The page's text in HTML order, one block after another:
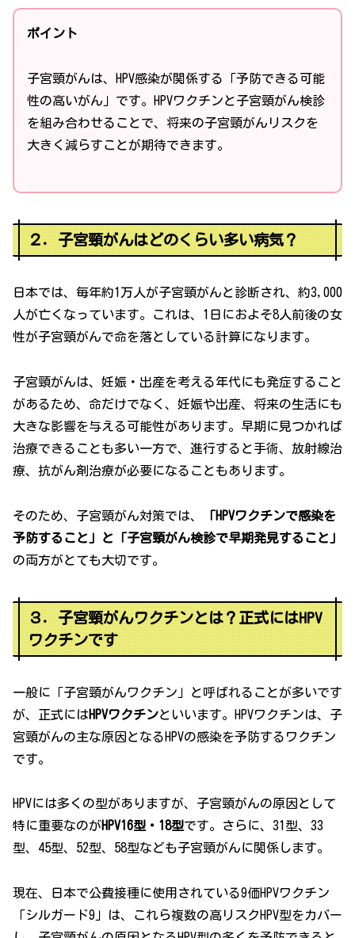
ポイント
子宮頸がんは、HPV感染が関係する「予防できる可能
性の高いがん」です。HPVワクチンと子宮頸がん検診
を組み合わせることで、将来の子宮頸がんリスクを
大きく減らすことが期待できます。
２．子宮頸がんはどのくらい多い病気？
日本では、毎年約1万人が子宮頸がんと診断され、約3,000
人が亡くなっています。これは、1日におよそ8人前後の女
性が子宮頸がんで命を落としている計算になります。
子宮頸がんは、妊娠・出産を考える年代にも発症すること
があるため、命だけでなく、妊娠や出産、将来の生活にも
大きな影響を与える可能性があります。早期に見つかれば
治療できることも多い一方で、進行すると手術、放射線治
療、抗がん剤治療が必要になることもあります。
そのため、子宮頸がん対策では、
「HPVワクチンで感染を
予防すること」と「子宮頸がん検診で早期発見すること」
の両方がとても大切です。
３．子宮頸がんワクチンとは？正式にはHPV
ワクチンです
一般に「子宮頸がんワクチン」と呼ばれることが多いです
が、正式にはHPVワクチンといいます。HPVワクチンは、子
宮頸がんの主な原因となるHPVの感染を予防するワクチン
です。
HPVには多くの型がありますが、子宮頸がんの原因として
特に重要なのがHPV16型・18型です。さらに、31型、33
型、45型、52型、58型なども子宮頸がんに関係します。
現在、日本で公費接種に使用されている9価HPVワクチン
「シルガード9」は、これら複数の高リスクHPV型をカバー